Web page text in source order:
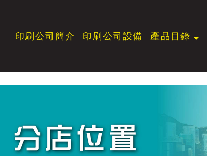
印刷公司簡介 印刷公司設備 產品目錄